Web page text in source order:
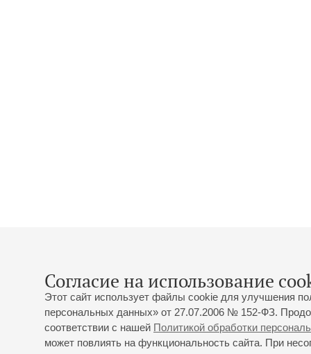
Согласие на использование
Этот сайт использует файлы cookie для улучшения
персональных данных» от 27.07.2006 № 152-ФЗ.
соответствии с нашей Политикой обработки
может повлиять на функциональность сайта. При